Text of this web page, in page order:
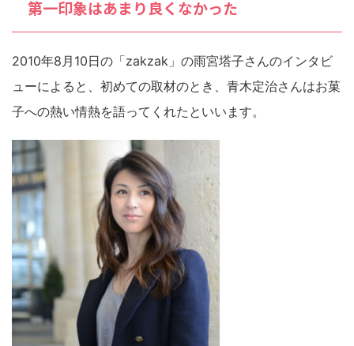
第一印象はあまり良くなかった
2010年8月10日の「zakzak」の雨宮塔子さんのインタビ
ューによると、初めての取材のとき、青木定治さんはお菓
子への熱い情熱を語ってくれたといいます。